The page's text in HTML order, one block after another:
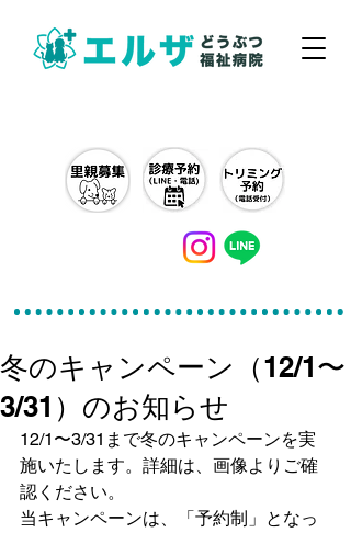
冬のキャンペーン（12/1〜
3/31）のお知らせ
12/1〜3/31まで冬のキャンペーンを実
施いたします。詳細は、画像よりご確
認ください。
当キャンペーンは、「予約制」となっ